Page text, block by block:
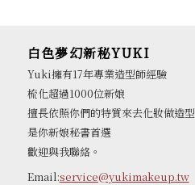
白色夢幻新秘YUKI
Yuki擁有17年專業造型師經驗
梳化超過1000位新娘
擅長依照你們的特質來去化妝做造型
是你新娘秘書首選
歡迎與我聯絡。
Email:service@yukimakeup.tw